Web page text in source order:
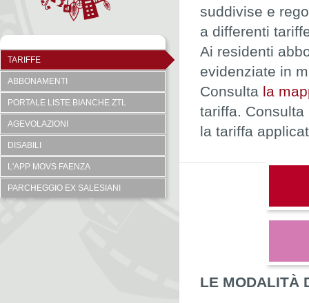
TARIFFE
ABBONAMENTI
PORTALE LISTE BIANCHE ZTL
AGEVOLAZIONI
DISABILI
L'APP MOVS FAENZA
PARCHEGGIO EX SALESIANI
suddivise e
a differenti
Ai residenti
evidenziate in
Consulta la
tariffa.
la tariffa
LE MODALITÀ